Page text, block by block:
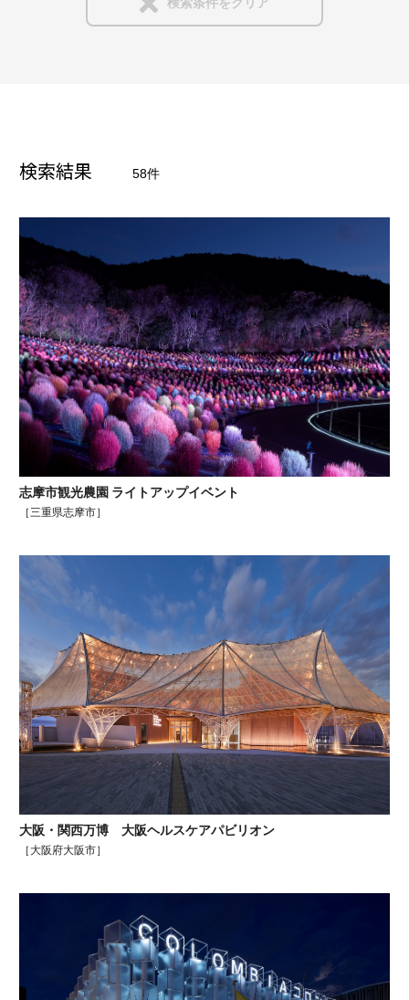
アートワーク＆展覧会
学校＆文化施設
オフィス
自社展示
スタジアム＆アリーナ
音響や映像との連携
間接照明
特注品
照らす要素
ファサード
水のある景色
海外
検索結果 58件
志摩市観光農園 ライトアップイベント
［三重県志摩市］
大阪・関西万博 大阪ヘルスケアパビリオン
［大阪府大阪市］